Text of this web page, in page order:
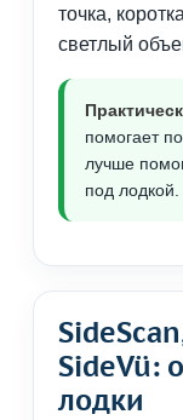
точка,
светлый
помогает
лучше
под лодкой.
SideVü:
лодки